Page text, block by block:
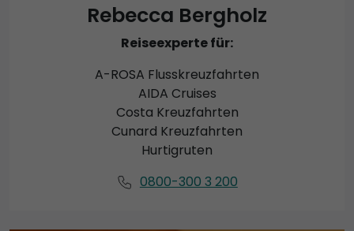
Rebecca Bergholz
Reiseexperte für:
A-ROSA Flusskreuzfahrten
AIDA Cruises
Costa Kreuzfahrten
Cunard Kreuzfahrten
Hurtigruten
0800-300 3 200